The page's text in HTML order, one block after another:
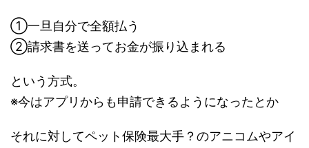
①一旦自分で全額払う
②請求書を送ってお金が振り込まれる
という方式。
※今はアプリからも申請できるようになったとか
それに対してペット保険最大手？のアニコムやアイ